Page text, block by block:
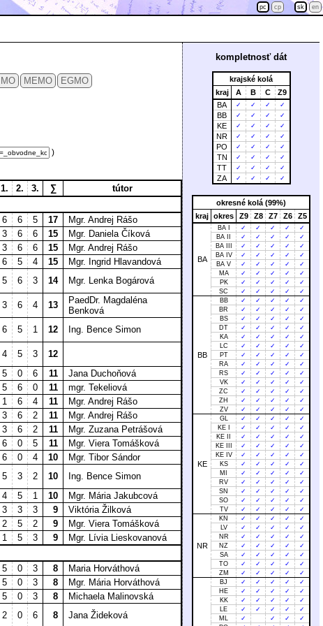
pc cp sk en
kompletnosť dát
krajské kolá
kraj
A B C
Z9
BA
✓ ✓ ✓ ✓
BB ✓ ✓ ✓ ✓
KE ✓ ✓ ✓ ✓
NR ✓ ✓ ✓ ✓
PO ✓ ✓ ✓ ✓
TN ✓ ✓ ✓ ✓
TT ✓ ✓ ✓ ✓
ZA ✓ ✓ ✓ ✓
okresné kolá (99%)
kraj okres Z9 Z8 Z7 Z6 Z5
BA
BA I ✓ ✓ ✓ ✓
✓
BA II
✓ ✓ ✓ ✓
✓
BA III
✓ ✓ ✓ ✓
✓
BA IV
✓ ✓ ✓ ✓
✓
BA V
✓ ✓ ✓ ✓
✓
MA
✓ ✓ ✓ ✓
✓
PK
✓ ✓ ✓ ✓
✓
SC
✓ ✓ ✓ ✓ ✓
BB
BB ✓ ✓ ✓ ✓
✓
BR
✓ ✓ ✓ ✓
✓
BS
✓ ✓ ✓ ✓
✓
DT
✓ ✓ ✓ ✓
✓
KA
✓ ✓ ✓ ✓
✓
LC
✓ ✓ ✓ ✓
✓
PT
✓ ✓ ✓ ✓
✓
RA
✓ ✓ ✓ ✓
✓
RS
✓ ✓ ✓ ✓
✓
VK
✓ ✓ ✓ ✓
✓
ZC
✓ ✓ ✓ ✓
✓
ZH
✓ ✓ ✓ ✓
✓
ZV
✓ ✓ ✓ ✓ ✓
KE
GL ✓ ✓ ✓ ✓
✓
KE I
✓ ✓ ✓ ✓
✓
KE II
✓ ✓ ✓ ✓
✓
KE III
✓ ✓ ✓ ✓
✓
KE IV
✓ ✓ ✓ ✓
✓
KS
✓ ✓ ✓ ✓
✓
MI
✓ ✓ ✓ ✓
✓
RV
✓ ✓ ✓ ✓
✓
SN
✓ ✓ ✓ ✓
✓
SO
✓ ✓ ✓ ✓
✓
TV
✓ ✓ ✓ ✓ ✓
NR
KN ✓ ✓ ✓ ✓
✓
LV
✓ ✓ ✓ ✓
✓
NR
✓ ✓ ✓ ✓
✓
NZ
✓ ✓ ✓ ✓
✓
SA
✓ ✓ ✓ ✓
✓
TO
✓ ✓ ✓ ✓
✓
ZM
✓ ✓ ✓ ✓
✓
BJ
✓ ✓ ✓ ✓
✓
HE
✓ ✓ ✓ ✓
✓
KK
✓ ✓ ✓ ✓
✓
LE
✓ ✓ ✓ ✓
✓
ML
✓ ✓ ✓
✓
IMO MEMO
EGMO
)
1. 2. 3. ∑
tútor
6 6 5 17
Mgr. Andrej Rášo
3 6 6 15
Mgr. Daniela Číková
3 6 6 15
Mgr. Andrej Rášo
6 5 4 15
Mgr. Ingrid Hlavandová
5 6 3 14 Mgr. Lenka Bogárová
3 6 4 13
PaedDr. Magdaléna
Benková
6 5 1 12
Ing. Bence Simon
4 5 3
12
5 0 6 11
Jana Duchoňová
5 6 0 11
mgr. Tekeliová
1 6 4 11
Mgr. Andrej Rášo
3 6 2 11
Mgr. Andrej Rášo
3 6 2 11
Mgr. Zuzana Petrášová
6 0 5 11
Mgr. Viera Tomášková
6 0 4 10
Mgr. Tibor Sándor
5 3 2 10
Ing. Bence Simon
4 5 1 10
Mgr. Mária Jakubcová
3 3 3 9
Viktória Žilková
2 5 2 9
Mgr. Viera Tomášková
1 5 3 9
Mgr. Lívia Lieskovanová
5 0 3 8
Maria Horváthová
5 0 3 8
Mgr. Mária Horváthová
5 0 3 8
Michaela Malinovská
2 0 6 8 Jana Žideková